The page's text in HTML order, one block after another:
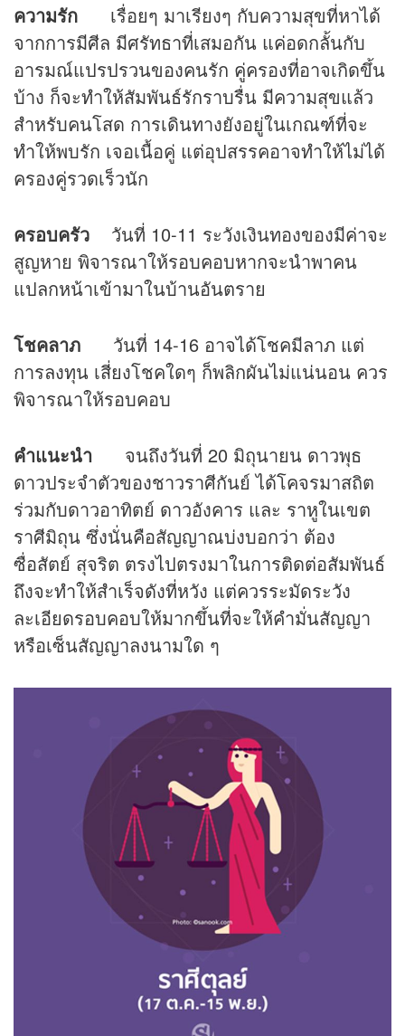
ความรัก เรื่อยๆ มาเรียงๆ กับความสุขที่หาได้
จากการมีศีล มีศรัทธาที่เสมอกัน แค่อดกลั้นกับ
อารมณ์แปรปรวนของคนรัก คู่ครองที่อาจเกิดขึ้น
บ้าง ก็จะทำให้สัมพันธ์รักราบรื่น มีความสุขแล้ว
สำหรับคนโสด การเดินทางยังอยู่ในเกณฑ์ที่จะ
ทำให้พบรัก เจอเนื้อคู่ แต่อุปสรรคอาจทำให้ไม่ได้
ครองคู่รวดเร็วนัก
ครอบครัว วันที่ 10-11 ระวังเงินทองของมีค่าจะ
สูญหาย พิจารณาให้รอบคอบหากจะนำพาคน
แปลกหน้าเข้ามาในบ้านอันตราย
โชคลาภ วันที่ 14-16 อาจได้โชคมีลาภ แต่
การลงทุน เสี่ยงโชคใดๆ ก็พลิกผันไม่แน่นอน ควร
พิจารณาให้รอบคอบ
คำแนะนำ จนถึงวันที่ 20 มิถุนายน ดาวพุธ
ดาวประจำตัวของชาวราศีกันย์ ได้โคจรมาสถิต
ร่วมกับดาวอาทิตย์ ดาวอังคาร และ ราหูในเขต
ราศีมิถุน ซึ่งนั่นคือสัญญาณบ่งบอกว่า ต้อง
ซื่อสัตย์ สุจริต ตรงไปตรงมาในการติดต่อสัมพันธ์
ถึงจะทำให้สำเร็จดังที่หวัง แต่ควรระมัดระวัง
ละเอียดรอบคอบให้มากขึ้นที่จะให้คำมั่นสัญญา
หรือเซ็นสัญญาลงนามใด ๆ